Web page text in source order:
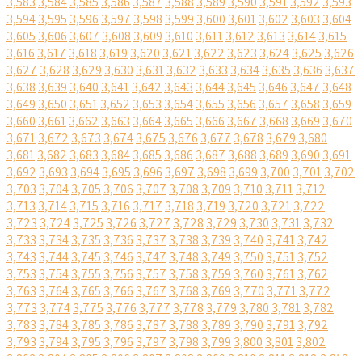
3,5943,595 3,596 3,597 3,598 3,599 3,600 3,6013,602 3,603 3,604
3,605 3,606 3,607 3,608 3,609 3,610 3,6113,612 3,613 3,6143,615
3,616 3,617 3,618 3,619 3,620 3,6213,622 3,623 3,6243,625 3,626
3,627 3,628 3,629 3,630 3,6313,632 3,633 3,6343,635 3,636 3,637
3,638 3,639 3,640 3,6413,642 3,643 3,6443,645 3,646 3,647 3,648
3,649 3,650 3,6513,652 3,653 3,6543,655 3,656 3,657 3,658 3,659
3,660 3,6613,662 3,663 3,6643,665 3,666 3,667 3,668 3,669 3,670
3,6713,672 3,673 3,6743,675 3,676 3,677 3,678 3,679 3,680
3,6813,682 3,683 3,6843,685 3,686 3,687 3,688 3,689 3,690 3,691
3,692 3,693 3,6943,695 3,696 3,697 3,698 3,699 3,700 3,7013,702
3,703 3,7043,705 3,706 3,707 3,708 3,709 3,710 3,7113,712
3,713 3,7143,715 3,716 3,717 3,718 3,719 3,720 3,7213,722
3,723 3,7243,725 3,726 3,727 3,728 3,729 3,730 3,7313,732
3,733 3,7343,735 3,736 3,737 3,738 3,739 3,740 3,7413,742
3,743 3,7443,745 3,746 3,747 3,748 3,749 3,750 3,7513,752
3,753 3,7543,755 3,756 3,757 3,758 3,759 3,760 3,7613,762
3,763 3,7643,765 3,766 3,767 3,768 3,769 3,770 3,7713,772
3,773 3,7743,775 3,776 3,777 3,778 3,779 3,780 3,7813,782
3,783 3,7843,785 3,786 3,787 3,788 3,789 3,790 3,7913,792
3,793 3,7943,795 3,796 3,797 3,798 3,799 3,800 3,8013,802